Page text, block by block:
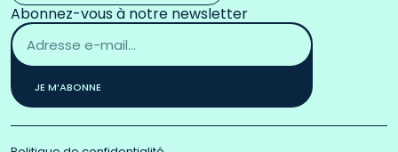
Abonnez-vous à notre newsletter
Adresse
email
*
JE M’ABONNE